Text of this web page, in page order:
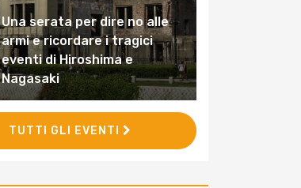
Una serata per dire no alle
armi e ricordare i tragici
eventi di Hiroshima e
Nagasaki
TUTTI GLI EVENTI